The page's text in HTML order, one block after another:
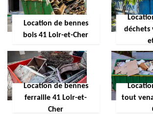
Location de bennes
bois 41 Loir-et-Cher
déchets
Location de bennes
ferraille 41 Loir-et-
Cher
tout